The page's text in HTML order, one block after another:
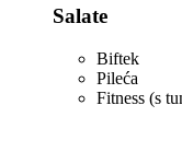
Salate
Biftek
Pileća
Fitness (s